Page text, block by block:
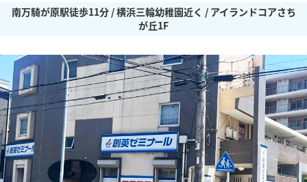
お電話でのお問い合わせはこちら
［月～金］10:00～22:00 / ［土日］10:00～19:00
南万騎が原駅徒歩11分 / 横浜三輪幼稚園近く / アイランドコアさち
が丘1F